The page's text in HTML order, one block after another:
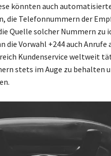
könnten auch
die Telefonnummern der
Quelle solcher Nummern zu
die Vorwahl +244 auch Anrufe
Kundenservice weltweit
stets im Auge zu behalten